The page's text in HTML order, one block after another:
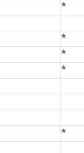
★
★
★
★
★